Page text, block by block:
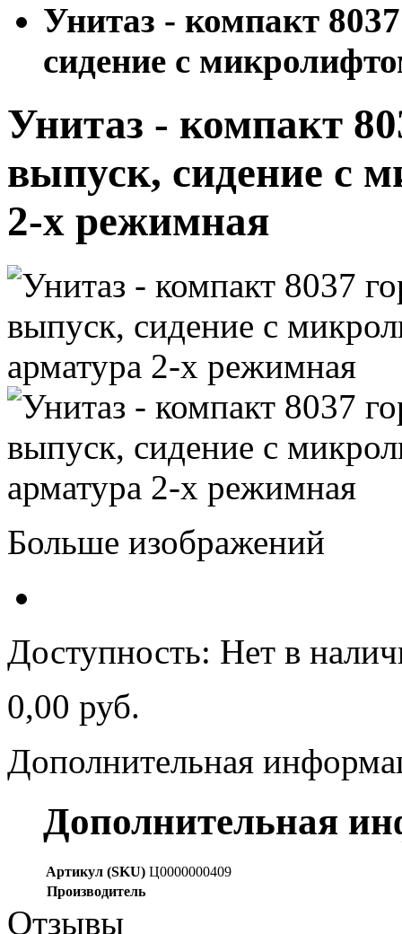
Унитаз - компакт
сидение с
Унитаз - компакт
выпуск, сидение с
2-х режимная
Больше изображений
Доступность: Нет в
0,00 руб.
Дополнительная
Дополнительная
Артикул (SKU) Ц0000000409
Производитель
Отзывы